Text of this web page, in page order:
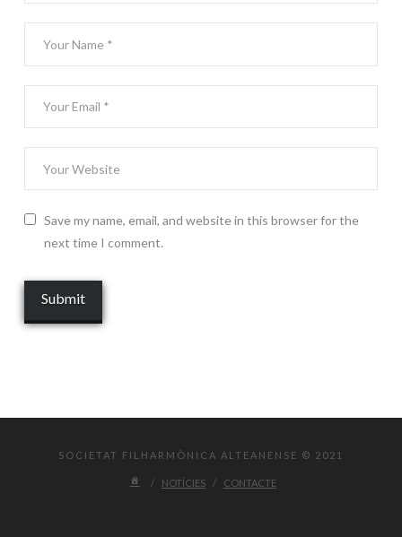
Save my name, email, and website in this browser for the
next time I comment.
SOCIETAT FILHARMÒNICA ALTEANENSE © 2021
NOTÍCIES CONTACTE